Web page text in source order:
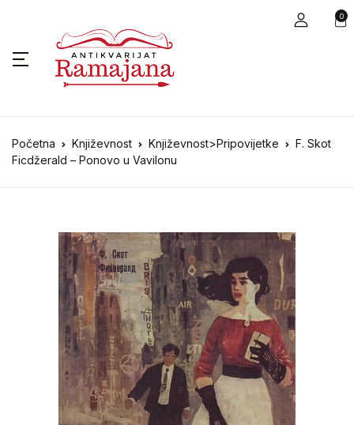
0
Početna Književnost Književnost>Pripovijetke
F. Skot
Ficdžerald – Ponovo u Vavilonu